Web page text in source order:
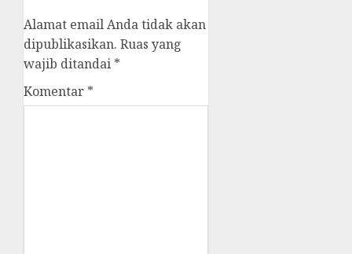
Alamat email Anda tidak akan
dipublikasikan. Ruas yang
wajib ditandai *
Komentar *